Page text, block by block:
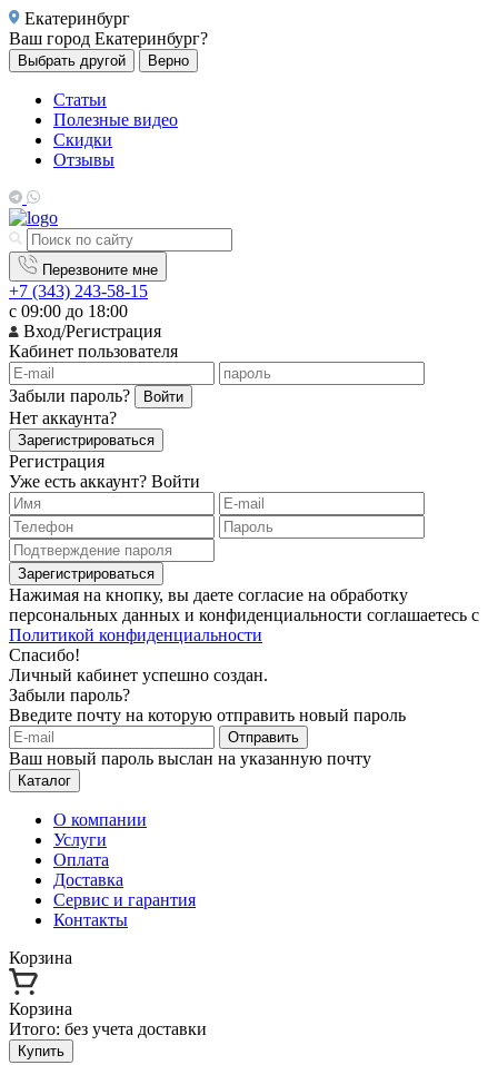
Екатеринбург
Ваш город Екатеринбург?
Выбрать другой Верно
Статьи
Полезные видео
Скидки
Отзывы
Перезвоните мне
+7 (343) 243-58-15
с 09:00 до 18:00
Вход/Регистрация
Кабинет пользователя
Забыли пароль? Войти
Нет аккаунта?
Зарегистрироваться
Регистрация
Уже есть аккаунт? Войти
Зарегистрироваться
Нажимая на кнопку, вы даете согласие на обработку
персональных данных и конфиденциальности соглашаетесь с
Политикой конфиденциальности
Спасибо!
Личный кабинет успешно создан.
Забыли пароль?
Введите почту на которую отправить новый пароль
Отправить
Ваш новый пароль выслан на указанную почту
Каталог
О компании
Услуги
Оплата
Доставка
Сервис и гарантия
Контакты
Корзина
Корзина
Итого: без учета доставки
Купить